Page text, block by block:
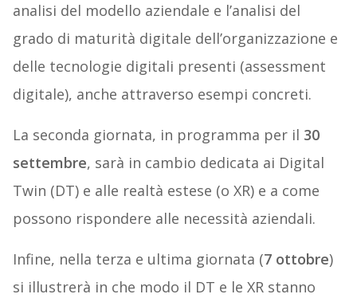
analisi del modello aziendale e l’analisi del
grado di maturità digitale dell’organizzazione e
delle tecnologie digitali presenti (assessment
digitale), anche attraverso esempi concreti.
La seconda giornata, in programma per il 30
settembre, sarà in cambio dedicata ai Digital
Twin (DT) e alle realtà estese (o XR) e a come
possono rispondere alle necessità aziendali.
Infine, nella terza e ultima giornata (7 ottobre)
si illustrerà in che modo il DT e le XR stanno